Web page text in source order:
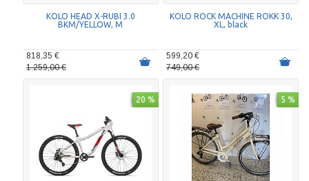
KOLO HEAD X-RUBI 3.0
BKM/YELLOW, M
818,35 €
1.259,00 €
KOLO ROCK MACHINE ROKK 30,
XL, black
599,20 €
749,00 €
20 % 5 %